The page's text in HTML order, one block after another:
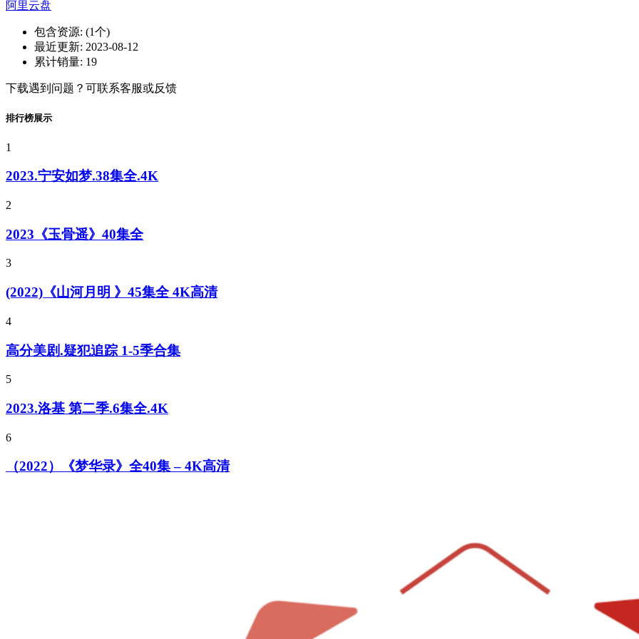
阿里云盘
包含资源: (1个)
最近更新: 2023-08-12
累计销量: 19
下载遇到问题？可联系客服或反馈
排行榜展示
1
2023.宁安如梦.38集全.4K
2
2023《玉骨遥》40集全
3
(2022)《山河月明 》45集全 4K高清
4
高分美剧.疑犯追踪 1-5季合集
5
2023.洛基 第二季.6集全.4K
6
（2022）《梦华录》全40集 – 4K高清